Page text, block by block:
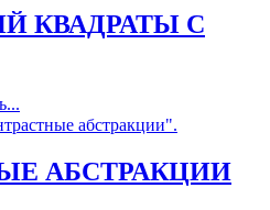
КВАДРАТЫ С
АБСТРАКЦИИ